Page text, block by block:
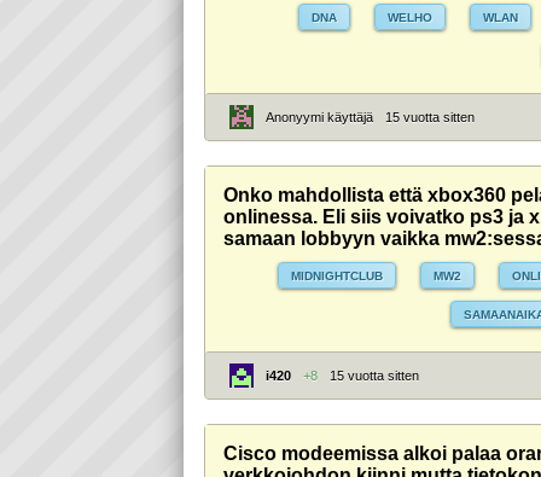
DNA WELHO WLAN
Anonyymi käyttäjä 15 vuotta sitten
Onko mahdollista että xbox360
onlinessa. Eli siis voivatko ps3 ja
samaan lobbyyn vaikka
MIDNIGHTCLUB MW2
i420 +8 15 vuotta sitten
Cisco modeemissa alkoi palaa